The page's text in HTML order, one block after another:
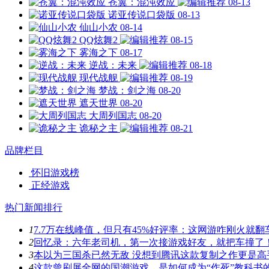
苍翼：混沌效应
08-13
诺亚传说口袋版 08-13
仙山小农 08-14
QQ炫舞2
08-15
雾海之下 08-17
逆战：未来
08-18
现代战舰
08-19
梦战：剑之海 08-20
遮天世界 08-20
大周列国志 08-20
诡秘之主
08-21
品牌栏目
怀旧游戏榜
正经游戏
热门新闻排行
17.7万在线峰值，但只有45%好评率：这网游咋刚火就翻
2回忆录：六年老司机，第一次接游戏好友，就把车撞了！
3本以为三国杀已然无敌 没想到腾讯这款复制之作更是高